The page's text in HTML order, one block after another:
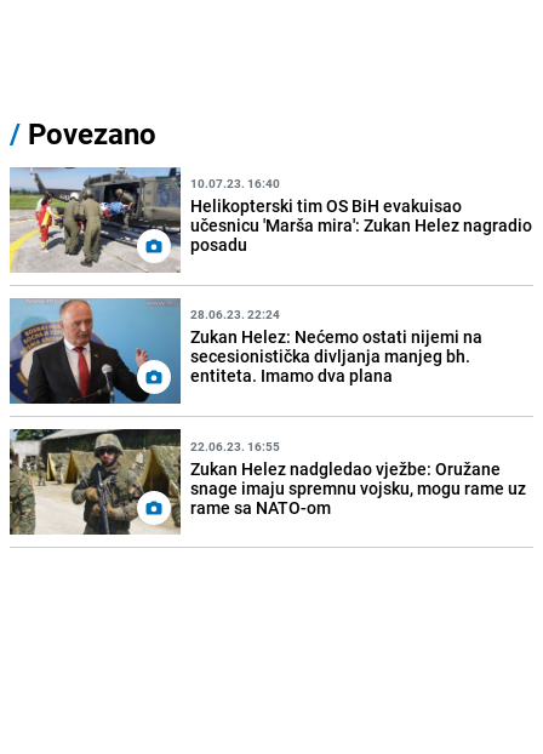
/ Povezano
10.07.23. 16:40
Helikopterski tim OS BiH evakuisao
učesnicu 'Marša mira': Zukan Helez nagradio
posadu
28.06.23. 22:24
Zukan Helez: Nećemo ostati nijemi na
secesionistička divljanja manjeg bh.
entiteta. Imamo dva plana
22.06.23. 16:55
Zukan Helez nadgledao vježbe: Oružane
snage imaju spremnu vojsku, mogu rame uz
rame sa NATO-om